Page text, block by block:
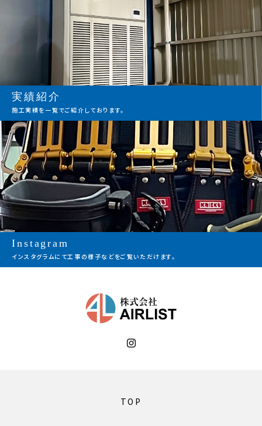
実績紹介
施工実績を一覧でご紹介しております。
Instagram
インスタグラムにて工事の様子などをご覧いただけます。
TOP